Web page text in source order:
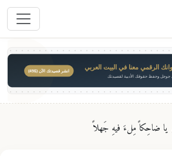
الرقمي معنا في البيت العربي
وحفظ حقوقك الأدبية لقصيدتك
انشر قصيدتك الآن ($49)
ضاحِكاً مِلءَ فيهِ جَهلاً